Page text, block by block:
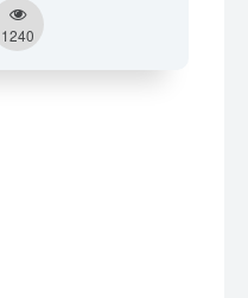
1240